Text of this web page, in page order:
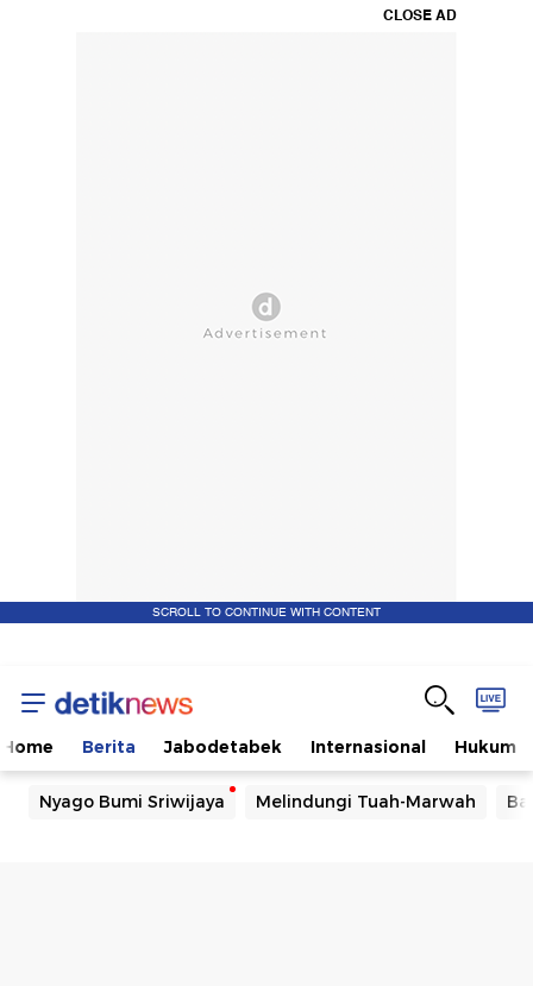
CLOSE AD
SCROLL TO CONTINUE WITH CONTENT
Home Berita Jabodetabek Internasional Hukum
Nyago Bumi Sriwijaya Melindungi Tuah-Marwah